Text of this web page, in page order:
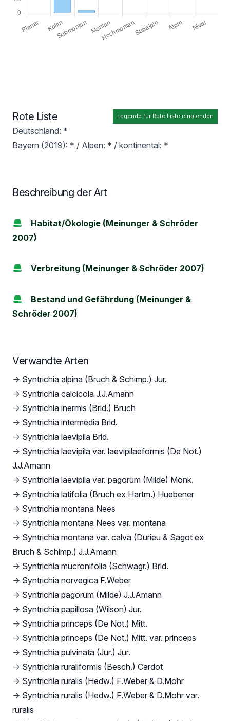
Legende für Rote Liste einblenden
Rote Liste
Deutschland: *
Bayern (2019): * / Alpen: * / kontinental: *
Beschreibung der Art
Habitat/Ökologie (Meinunger & Schröder
2007)
Verbreitung (Meinunger & Schröder 2007)
Bestand und Gefährdung (Meinunger &
Schröder 2007)
Verwandte Arten
→ Syntrichia alpina (Bruch & Schimp.) Jur.
→ Syntrichia calcicola J.J.Amann
→ Syntrichia inermis (Brid.) Bruch
→ Syntrichia intermedia Brid.
→ Syntrichia laevipila Brid.
→ Syntrichia laevipila var. laevipilaeformis (De Not.)
J.J.Amann
→ Syntrichia laevipila var. pagorum (Milde) Mönk.
→ Syntrichia latifolia (Bruch ex Hartm.) Huebener
→ Syntrichia montana Nees
→ Syntrichia montana Nees var. montana
→ Syntrichia montana var. calva (Durieu & Sagot ex
Bruch & Schimp.) J.J.Amann
→ Syntrichia mucronifolia (Schwägr.) Brid.
→ Syntrichia norvegica F.Weber
→ Syntrichia pagorum (Milde) J.J.Amann
→ Syntrichia papillosa (Wilson) Jur.
→ Syntrichia princeps (De Not.) Mitt.
→ Syntrichia princeps (De Not.) Mitt. var. princeps
→ Syntrichia pulvinata (Jur.) Jur.
→ Syntrichia ruraliformis (Besch.) Cardot
→ Syntrichia ruralis (Hedw.) F.Weber & D.Mohr
→ Syntrichia ruralis (Hedw.) F.Weber & D.Mohr var.
ruralis